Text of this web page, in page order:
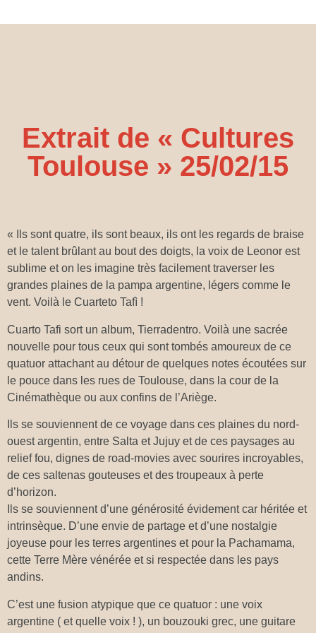
Extrait de « Cultures
Toulouse » 25/02/15
« Ils sont quatre, ils sont beaux, ils ont les regards de braise
et le talent brûlant au bout des doigts, la voix de Leonor est
sublime et on les imagine très facilement traverser les
grandes plaines de la pampa argentine, légers comme le
vent. Voilà le Cuarteto Tafì !
Cuarto Tafi sort un album, Tierradentro. Voilà une sacrée
nouvelle pour tous ceux qui sont tombés amoureux de ce
quatuor attachant au détour de quelques notes écoutées sur
le pouce dans les rues de Toulouse, dans la cour de la
Cinémathèque ou aux confins de l’Ariège.
Ils se souviennent de ce voyage dans ces plaines du nord-
ouest argentin, entre Salta et Jujuy et de ces paysages au
relief fou, dignes de road-movies avec sourires incroyables,
de ces saltenas gouteuses et des troupeaux à perte
d’horizon.
Ils se souviennent d’une générosité évidement car héritée et
intrinsèque. D’une envie de partage et d’une nostalgie
joyeuse pour les terres argentines et pour la Pachamama,
cette Terre Mère vénérée et si respectée dans les pays
andins.
C’est une fusion atypique que ce quatuor : une voix
argentine ( et quelle voix ! ), un bouzouki grec, une guitare